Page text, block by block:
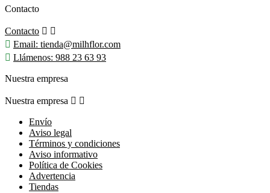
Contacto
Contacto  
 Email: tienda@milhflor.com
 Llámenos: 988 23 63 93
Nuestra empresa
Nuestra empresa  
Envío
Aviso legal
Términos y condiciones
Aviso informativo
Política de Cookies
Advertencia
Tiendas